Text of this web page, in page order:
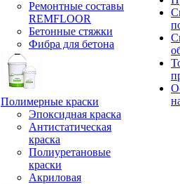
Ремонтные составы
REMFLOOR
Бетонные стяжки
Фибра для бетона
Полимерные краски
Эпоксидная краска
Антистатическая
краска
Полиуретановые
краски
Акриловая